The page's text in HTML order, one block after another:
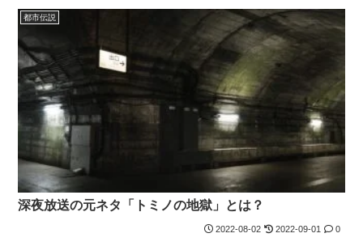
都市伝説
深夜放送の元ネタ「トミノの地獄」とは？
2022-08-02 2022-09-01 0